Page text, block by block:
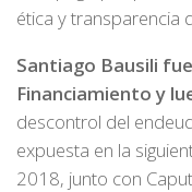
ética y transparencia
Santiago Bausili
Financiamiento y
descontrol del
expuesta en la
2018, junto con